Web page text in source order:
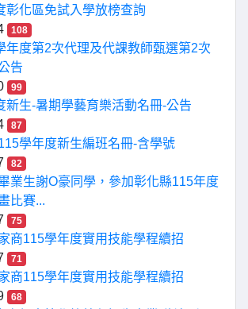
彰化區免試入學放榜查詢
108
年度第2次代理及代課教師甄選第2次
告
99
新生-暑期學藝育樂活動名冊-公告
87
學年度新生編班名冊-含學號
82
業生謝O豪同學，參加彰化縣115年度
比賽...
75
商115學年度實用技能學程續招
71
商115學年度實用技能學程續招
68